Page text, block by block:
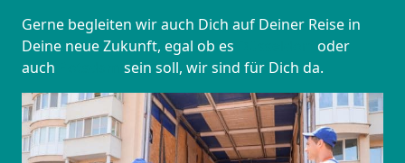
Gerne begleiten wir auch Dich auf Deiner Reise in
Deine neue Zukunft, egal ob es
oder
auch
sein soll, wir sind für Dich da.